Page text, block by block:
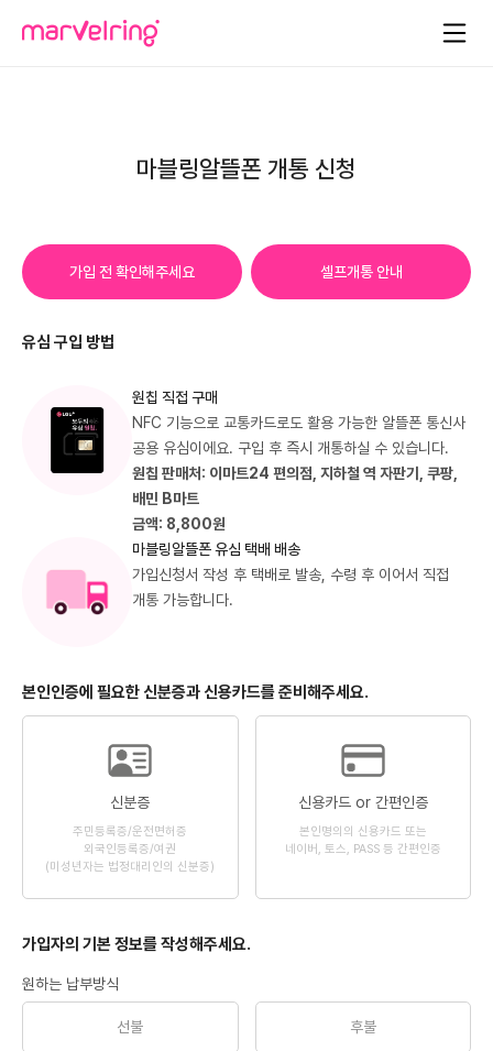
마블링알뜰폰 개통 신청
가입 전 확인해주세요 셀프개통 안내
유심 구입 방법
원칩 직접 구매
NFC 기능으로 교통카드로도 활용 가능한 알뜰폰 통신사
공용 유심이에요. 구입 후 즉시 개통하실 수 있습니다.
원칩 판매처: 이마트24 편의점, 지하철 역 자판기, 쿠팡,
배민 B마트
금액: 8,800원
마블링알뜰폰 유심 택배 배송
가입신청서 작성 후 택배로 발송, 수령 후 이어서 직접
개통 가능합니다.
본인인증에 필요한 신분증과 신용카드를 준비해주세요.
신분증
주민등록증/운전면허증
외국인등록증/여권
(미성년자는 법정대리인의 신분증)
신용카드 or 간편인증
본인명의의 신용카드 또는
네이버, 토스, PASS 등 간편인증
가입자의 기본 정보를 작성해주세요.
원하는 납부방식
선불 후불